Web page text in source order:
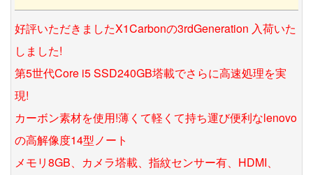
好評いただきましたX1Carbonの3rdGeneration 入荷いた
しました!
第5世代Core i5 SSD240GB塔載でさらに高速処理を実
現!
カーボン素材を使用!薄くて軽くて持ち運び便利なlenovo
の高解像度14型ノート
メモリ8GB、カメラ塔載、指紋センサー有、HDMI、